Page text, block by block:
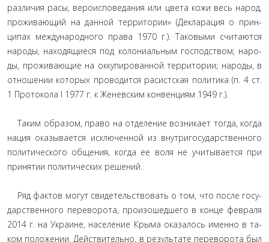
различия расы, вероисповедания или цвета кожи весь народ,
проживающий на данной территории» (Декларация о прин­
ципах международного права 1970 г.). Таковыми считаются
народы, находящиеся под колониальным господством; наро­
ды, проживающие на оккупированной территории; народы, в
отношении которых проводится расистская политика (п. 4 ст.
1 Протокола I 1977 г. к Женевским конвенциям 1949 г.).
Таким образом, право на отделение возникает тогда, когда
нация оказывается исключенной из внутригосударственного
политического общения, когда ее воля не учитывается при
принятии политических решений.
Ряд фактов могут свидетельствовать о том, что после госу­
дарственного переворота, произошедшего в конце февраля
2014 г. на Украине, население Крыма оказалось именно в та­
ком положении. Действительно, в результате переворота был